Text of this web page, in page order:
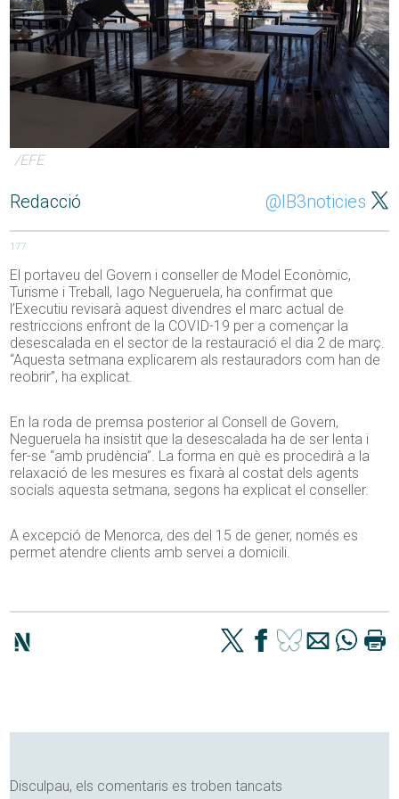
/EFE
Redacció @IB3noticies
177
El portaveu del Govern i conseller de Model Econòmic,
Turisme i Treball, Iago Negueruela, ha confirmat que
l’Executiu revisarà aquest divendres el marc actual de
restriccions enfront de la COVID-19 per a començar la
desescalada en el sector de la restauració el dia 2 de març.
“Aquesta setmana explicarem als restauradors com han de
reobrir”, ha explicat.
En la roda de premsa posterior al Consell de Govern,
Negueruela ha insistit que la desescalada ha de ser lenta i
fer-se “amb prudència”. La forma en què es procedirà a la
relaxació de les mesures es fixarà al costat dels agents
socials aquesta setmana, segons ha explicat el conseller.
A excepció de Menorca, des del 15 de gener, només es
permet atendre clients amb servei a domicili.
Disculpau, els comentaris es troben tancats